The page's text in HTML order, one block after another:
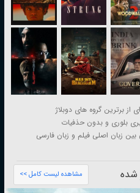
از برترین گروه های دوبلاژ
بلوری و بدون حذفیات
زبان اصلی فیلم و زبان فارسی
شده مشاهده لیست کامل >>